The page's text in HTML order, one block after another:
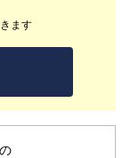
ます
した素材で上
各エリアでい